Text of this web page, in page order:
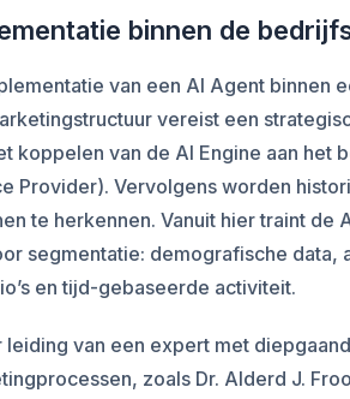
binnen de
van een AI Agent binnen
vereist een
koppelen van de AI Engine aan het
Provider). Vervolgens worden
te herkennen. Vanuit hier traint de
segmentatie: demografische data,
en tijd-gebaseerde activiteit.
leiding van een expert met
zoals Dr. Alderd J.